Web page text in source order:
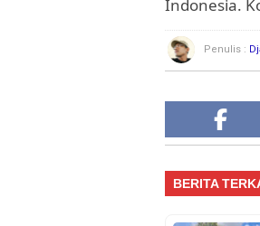
Indonesia.
Penulis :
BERITA